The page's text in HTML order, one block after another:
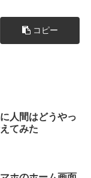
コピー
人間はどうやっ
てみた